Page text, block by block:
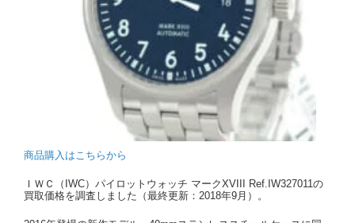
商品購入はこちらから
ＩＷＣ（IWC）パイロットウォッチ マークXVIII Ref.IW327011の
買取価格を調査しました（最終更新：2018年9月）。